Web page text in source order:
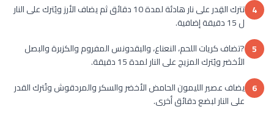
4
تترك القِدر على نار هادئة لمدة 10 دقائق ثم يضاف الأرز ويُترك على النار
ل 15 دقيقة إضافية.
5 ?تضاف كريات اللحم، النعناع، والبقدونس المفروم والكزبرة والبصل
الأخضر ويُترك المزيج على النار لمدة 15 دقيقة.
6 يضاف عصير الليمون الحامض الأخضر والسكر والمردقوش وتُترك القدر
على النار لبضع دقائق أخرى.